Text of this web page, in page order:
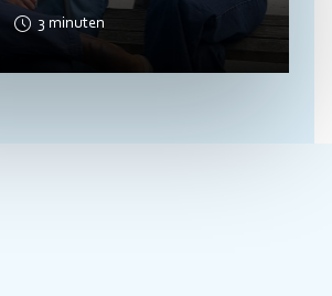
3 minuten